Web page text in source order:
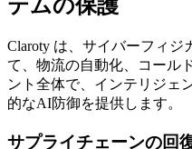
テムの保護
Claroty は、サイバーフィジ
て、物流の自動化、コール
ント全体で、インテリジェ
的なAI防御を提供します。
サプライチェーンの回